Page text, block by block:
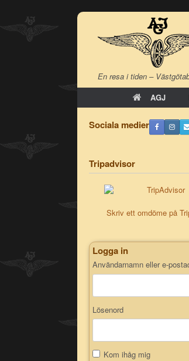
Skip
content
En resa i tiden –
AGJ
Sociala medier
Tripadvisor
Skriv ett omdöme på
Logga in
Användarnamn eller e-
Lösenord
Kom ihåg mig